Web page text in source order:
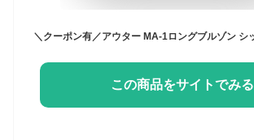
この商品をサイトでみる